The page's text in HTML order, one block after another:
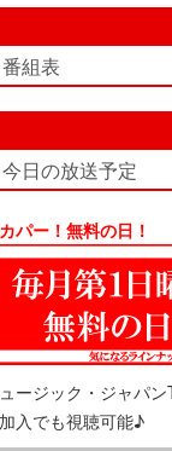
番組表
今日の放送予定
パー！無料の日！
ージック・ジャパン
入でも視聴可能♪